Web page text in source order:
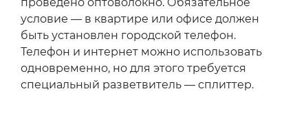
условие — в квартире или офисе должен
быть установлен городской телефон.
Телефон и интернет можно использовать
одновременно, но для этого требуется
специальный разветвитель — сплиттер.